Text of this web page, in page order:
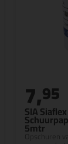
SIA
5mtr
Opschuren
7,95